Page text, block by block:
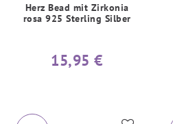
Herz Bead mit Zirkonia
rosa 925 Sterling Silber
15,95 €